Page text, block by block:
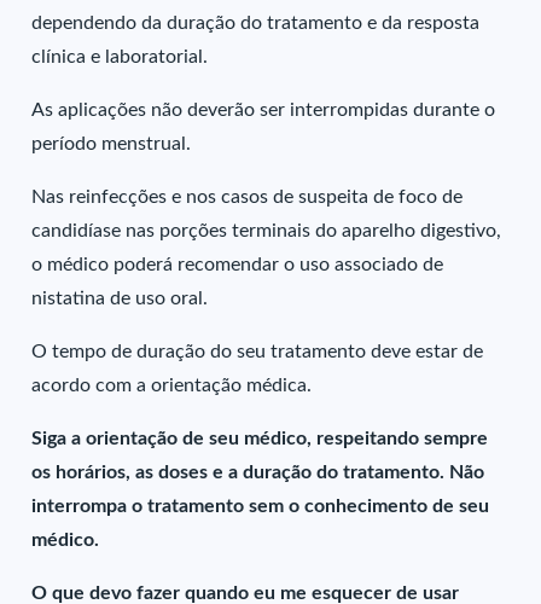
dependendo da duração do tratamento e da resposta
clínica e laboratorial.
As aplicações não deverão ser interrompidas durante o
período menstrual.
Nas reinfecções e nos casos de suspeita de foco de
candidíase nas porções terminais do aparelho digestivo,
o médico poderá recomendar o uso associado de
nistatina de uso oral.
O tempo de duração do seu tratamento deve estar de
acordo com a orientação médica.
Siga a orientação de seu médico, respeitando sempre
os horários, as doses e a duração do tratamento. Não
interrompa o tratamento sem o conhecimento de seu
médico.
O que devo fazer quando eu me esquecer de usar